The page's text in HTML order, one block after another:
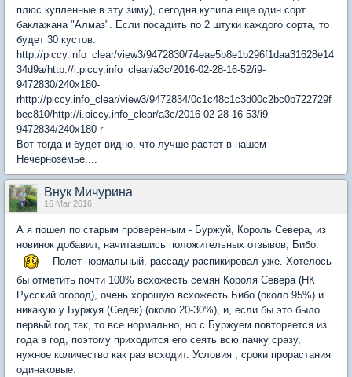
плюс купленные в эту зиму), сегодня купила еще один сорт
баклажана "Алмаз". Если посадить по 2 штуки каждого сорта, то
будет 30 кустов.
http://piccy.info_clear/view3/9472830/74eae5b8e1b296f1daa31628e14
34d9a/http://i.piccy.info_clear/a3c/2016-02-28-16-52/i9-
9472830/240x180-
rhttp://piccy.info_clear/view3/9472834/0c1c48c1c3d00c2bc0b722729f
bec810/http://i.piccy.info_clear/a3c/2016-02-28-16-53/i9-
9472834/240x180-r
Вот тогда и будет видно, что лучше растет в нашем
Нечерноземье....
Внук Мичурина
16 Mar 2016
А я пошел по старым проверенным - Буржуй, Король Севера, из
новинок добавил, начитавшись положительных отзывов, Бибо.
Полет нормальный, рассаду распикировал уже. Хотелось
бы отметить почти 100% всхожесть семян Короля Севера (НК
Русский огород), очень хорошую всхожесть Бибо (около 95%) и
никакую у Буржуя (Седек) (около 20-30%), и, если бы это было
первый год так, то все нормально, но с Буржуем повторяется из
года в год, поэтому приходится его сеять всю пачку сразу,
нужное количество как раз всходит. Условия , сроки прорастания
одинаковые.